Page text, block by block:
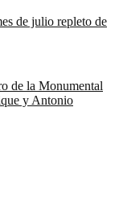
de julio repleto de
de la Monumental
y Antonio